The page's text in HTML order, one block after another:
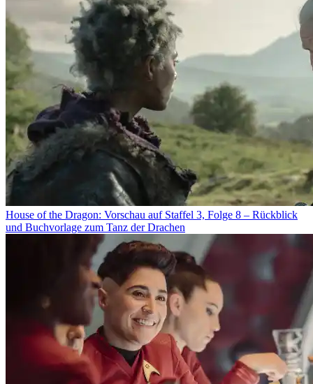
House of the Dragon: Vorschau auf Staffel 3, Folge 8 – Rückblick
und Buchvorlage zum Tanz der Drachen